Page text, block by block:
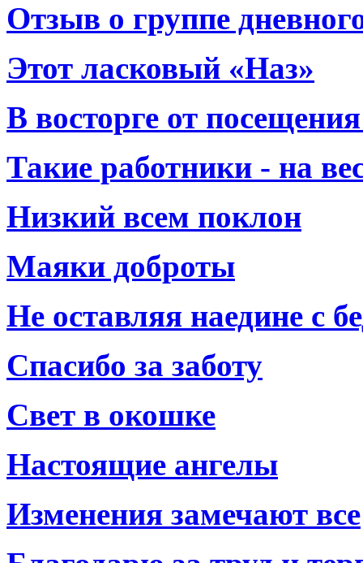
Отзыв о группе
Этот ласковый «Наз»
В восторге от
Такие работники - на
Низкий всем поклон
Маяки доброты
Не оставляя наедине с
Спасибо за заботу
Свет в окошке
Настоящие ангелы
Изменения замечают все